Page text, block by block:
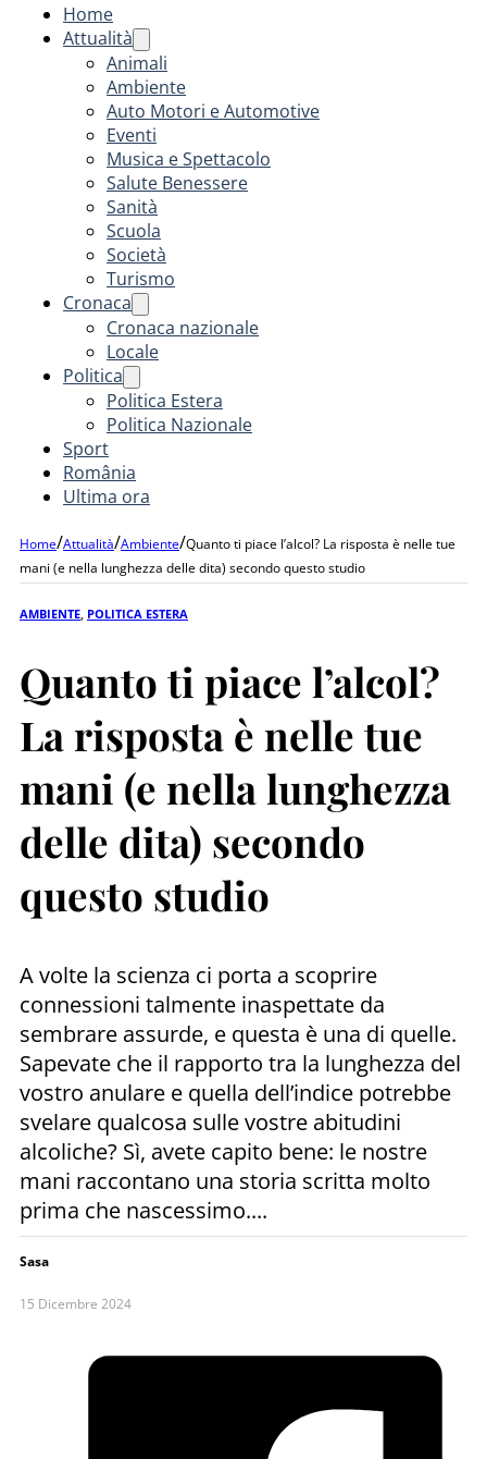
Home
Attualità
Animali
Ambiente
Auto Motori e Automotive
Eventi
Musica e Spettacolo
Salute Benessere
Sanità
Scuola
Società
Turismo
Cronaca
Cronaca nazionale
Locale
Politica
Politica Estera
Politica Nazionale
Sport
România
Ultima ora
Home/Attualità/Ambiente/Quanto ti piace l’alcol? La risposta è nelle tue
mani (e nella lunghezza delle dita) secondo questo studio
AMBIENTE POLITICA ESTERA
Quanto ti piace l’alcol?
La risposta è nelle tue
mani (e nella lunghezza
delle dita) secondo
questo studio
A volte la scienza ci porta a scoprire
connessioni talmente inaspettate da
sembrare assurde, e questa è una di quelle.
Sapevate che il rapporto tra la lunghezza del
vostro anulare e quella dell’indice potrebbe
svelare qualcosa sulle vostre abitudini
alcoliche? Sì, avete capito bene: le nostre
mani raccontano una storia scritta molto
prima che nascessimo....
Sasa
15 Dicembre 2024